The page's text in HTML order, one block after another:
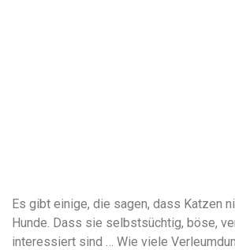
Es gibt einige, die sagen, dass Katzen
Hunde. Dass sie selbstsüchtig, böse,
interessiert sind … Wie viele